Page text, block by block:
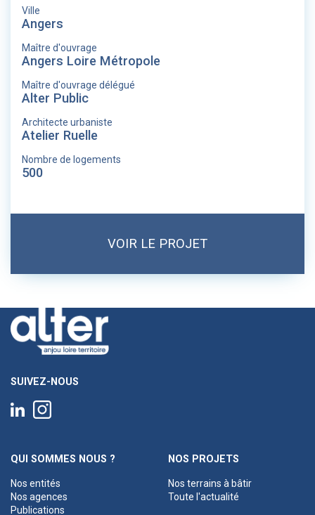
Ville
Angers
Maître d'ouvrage
Angers Loire Métropole
Maître d'ouvrage délégué
Alter Public
Architecte urbaniste
Atelier Ruelle
Nombre de logements
500
VOIR LE PROJET
SUIVEZ-NOUS
QUI SOMMES NOUS ?
Nos entités
Nos agences
Publications
NOS PROJETS
Nos terrains à bâtir
Toute l'actualité